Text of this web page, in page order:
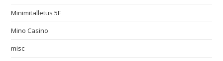
Minimitalletus 5E
Mino Casino
misc